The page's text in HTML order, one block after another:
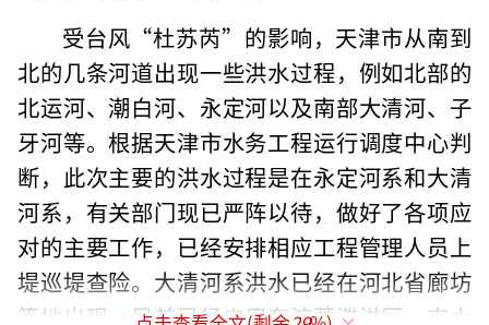
受台风“杜苏芮”的影响，天津市从南到
北的几条河道出现一些洪水过程，例如北部的
北运河、潮白河、永定河以及南部大清河、子
牙河等。根据天津市水务工程运行调度中心判
断，此次主要的洪水过程是在永定河系和大清
河系，有关部门现已严阵以待，做好了各项应
对的主要工作，已经安排相应工程管理人员上
堤巡堤查险。大清河系洪水已经在河北省廊坊
等地出现，目前已经启用东淀蓄滞洪区，市水